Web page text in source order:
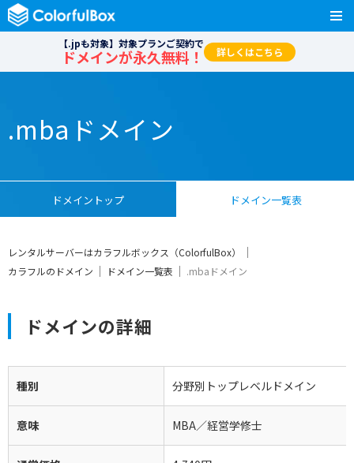
【.jpも対象】対象プランご契約で
ドメインが永久無料！ 詳しくはこちら
.mbaドメイン
ドメイントップ ドメイン一覧表
レンタルサーバーはカラフルボックス（ColorfulBox）
カラフルのドメイン
ドメイン一覧表 .mbaドメイン
ドメインの詳細
種別 分野別トップレベルドメイン
意味 MBA／経営学修士